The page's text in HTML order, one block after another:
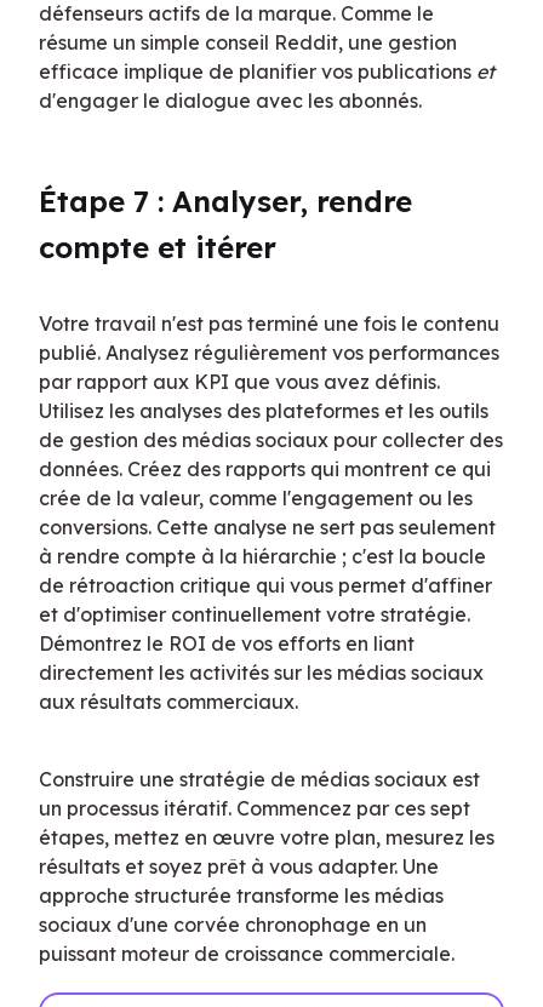
défenseurs actifs de la marque. Comme le
résume un simple conseil Reddit, une gestion
efficace implique de planifier vos publications et
d'engager le dialogue avec les abonnés.
Étape 7 : Analyser, rendre
compte et itérer
Votre travail n'est pas terminé une fois le contenu
publié. Analysez régulièrement vos performances
par rapport aux KPI que vous avez définis.
Utilisez les analyses des plateformes et les outils
de gestion des médias sociaux pour collecter des
données. Créez des rapports qui montrent ce qui
crée de la valeur, comme l'engagement ou les
conversions. Cette analyse ne sert pas seulement
à rendre compte à la hiérarchie ; c'est la boucle
de rétroaction critique qui vous permet d'affiner
et d'optimiser continuellement votre stratégie.
Démontrez le ROI de vos efforts en liant
directement les activités sur les médias sociaux
aux résultats commerciaux.
Construire une stratégie de médias sociaux est
un processus itératif. Commencez par ces sept
étapes, mettez en œuvre votre plan, mesurez les
résultats et soyez prêt à vous adapter. Une
approche structurée transforme les médias
sociaux d'une corvée chronophage en un
puissant moteur de croissance commerciale.